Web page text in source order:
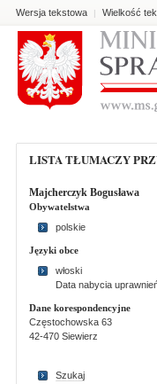
Wersja tekstowa | Wielkość
LISTA TŁUMACZY
Majcherczyk Bogusława
Obywatelstwa
polskie
Języki obce
włoski
Data nabycia
Dane korespondencyjne
Częstochowska 63
42-470 Siewierz
Szukaj